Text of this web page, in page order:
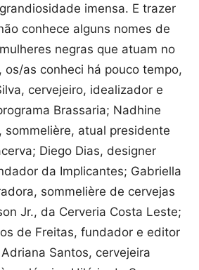
imensa. E trazer
conhece alguns nomes de
negras que atuam no
os/as conheci há pouco tempo,
cervejeiro, idealizador e
Brassaria; Nadhine
sommelière, atual presidente
Diego Dias, designer
da Implicantes; Gabriella
sommelière de cervejas
Jr., da Cerveria Costa Leste;
de Freitas, fundador e editor
Santos, cervejeira